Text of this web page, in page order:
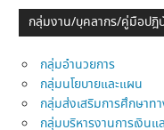
กลุ่มงาน/บุคลากร/คู่มือปฎิ
กลุ่มอำนวยการ
กลุ่มนโยบายและแผน
กลุ่มส่งเสริมการศึกษาทา
กลุ่มบริหารงานการเงิน